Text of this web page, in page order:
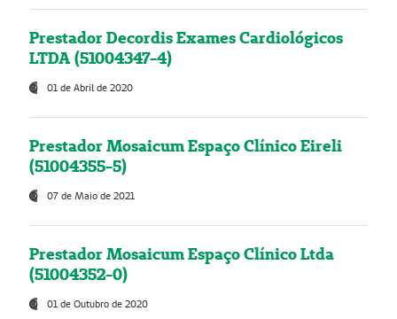
Prestador Decordis Exames Cardiológicos
LTDA (51004347-4)
01 de Abril de 2020
Prestador Mosaicum Espaço Clínico Eireli
(51004355-5)
07 de Maio de 2021
Prestador Mosaicum Espaço Clínico Ltda
(51004352-0)
01 de Outubro de 2020